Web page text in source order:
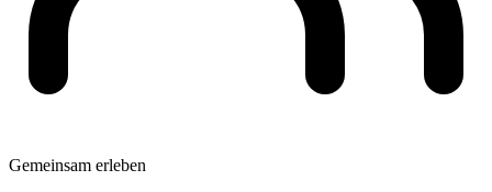
Gemeinsam erleben